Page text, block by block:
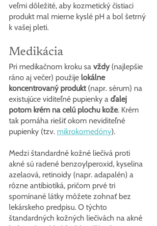
veľmi dôležité, aby kozmetický čistiaci
produkt mal mierne kyslé pH a bol šetrný
k vašej pleti.
Medikácia
Pri medikačnom kroku sa vždy (najlepšie
ráno aj večer) použije lokálne
koncentrovaný produkt (napr. sérum) na
existujúce viditeľné pupienky a ďalej
potom krém na celú plochu kože. Krém
tak pomáha riešiť okom neviditeľné
pupienky (tzv. mikrokomedóny).
Medzi štandardné kožné liečivá proti
akné sú radené benzoylperoxid, kyselina
azelaová, retinoidy (napr. adapalén) a
rôzne antibiotiká, pričom prvé tri
spomínané látky môžete zohnať bez
lekárskeho predpisu. O týchto
štandardných kožných liečivách na akné